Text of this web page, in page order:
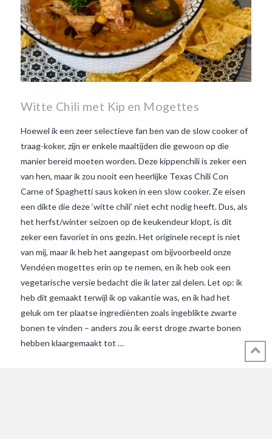
Witte Chili met Kip en Mogettes
Hoewel ik een zeer selectieve fan ben van de slow cooker of
traag-koker, zijn er enkele maaltijden die gewoon op die
manier bereid moeten worden. Deze kippenchili is zeker een
van hen, maar ik zou nooit een heerlijke Texas Chili Con
Carne of Spaghetti saus koken in een slow cooker. Ze eisen
een dikte die deze ‘witte chili’ niet echt nodig heeft. Dus, als
het herfst/winter seizoen op de keukendeur klopt, is dit
zeker een favoriet in ons gezin. Het originele recept is niet
van mij, maar ik heb het aangepast om bijvoorbeeld onze
Vendéen mogettes erin op te nemen, en ik heb ook een
vegetarische versie bedacht die ik later zal delen. Let op: ik
heb dit gemaakt terwijl ik op vakantie was, en ik had het
geluk om ter plaatse ingrediënten zoals ingeblikte zwarte
bonen te vinden – anders zou ik eerst droge zwarte bonen
hebben klaargemaakt tot …